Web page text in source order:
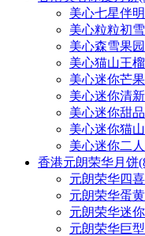
美心七星伴
美心粒粒初
美心森雪果
美心猫山王
美心迷你芒
美心迷你清
美心迷你甜
美心迷你猫
美心迷你二
香港元朗荣华月饼
元朗荣华四
元朗荣华蛋
元朗荣华迷
元朗荣华巨